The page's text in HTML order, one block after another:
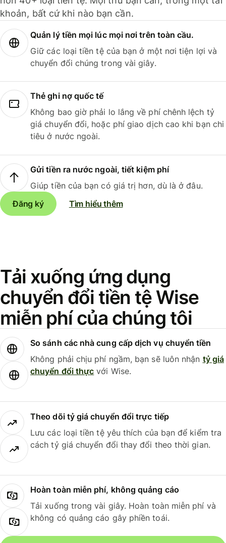
khoản, bất cứ khi nào bạn cần.
Quản lý tiền mọi lúc mọi nơi trên toàn cầu.
Giữ các loại tiền tệ của bạn ở một nơi tiện lợi và
chuyển đổi chúng trong vài giây.
Thẻ ghi nợ quốc tế
Không bao giờ phải lo lắng về phí chênh lệch tỷ
giá chuyển đổi, hoặc phí giao dịch cao khi bạn chi
tiêu ở nước ngoài.
Gửi tiền ra nước ngoài, tiết kiệm phí
Giúp tiền của bạn có giá trị hơn, dù là ở đâu.
Đăng ký
Tìm hiểu thêm
Tải xuống ứng dụng
chuyển đổi tiền tệ Wise
miễn phí của chúng tôi
So sánh các nhà cung cấp dịch vụ chuyển tiền
Không phải chịu phí ngầm, bạn sẽ luôn nhận tỷ giá
chuyển đổi thực với Wise.
Theo dõi tỷ giá chuyển đổi trực tiếp
Lưu các loại tiền tệ yêu thích của bạn để kiểm tra
cách tỷ giá chuyển đổi thay đổi theo thời gian.
Hoàn toàn miễn phí, không quảng cáo
Tải xuống trong vài giây. Hoàn toàn miễn phí và
không có quảng cáo gây phiền toái.